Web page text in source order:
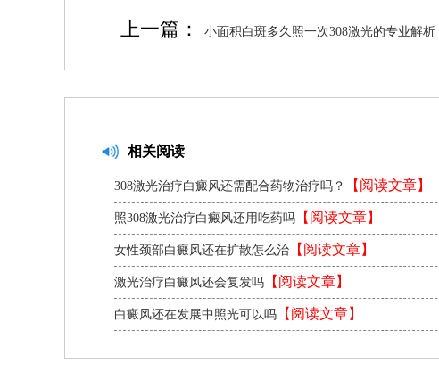
上一篇：小面积白斑多久照一次308激光的专业解析
相关阅读
308激光治疗白癜风还需配合药物治疗吗？ 【阅读文章】
照308激光治疗白癜风还用吃药吗 【阅读文章】
女性颈部白癜风还在扩散怎么治 【阅读文章】
激光治疗白癜风还会复发吗 【阅读文章】
白癜风还在发展中照光可以吗 【阅读文章】